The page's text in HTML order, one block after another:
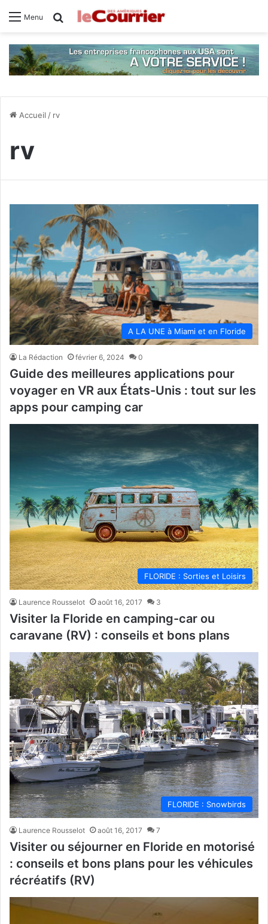
Menu Rechercher
Accueil / rv
rv
A LA UNE à Miami et en Floride
La Rédaction février 6, 2024 0
Guide des meilleures applications pour
voyager en VR aux États-Unis : tout sur les
apps pour camping car
FLORIDE : Sorties et Loisirs
Laurence Rousselot août 16, 2017 3
Visiter la Floride en camping-car ou
caravane (RV) : conseils et bons plans
FLORIDE : Snowbirds
Laurence Rousselot août 16, 2017 7
Visiter ou séjourner en Floride en motorisé
: conseils et bons plans pour les véhicules
récréatifs (RV)